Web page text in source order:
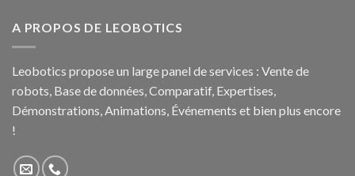
A PROPOS DE LEOBOTICS
Leobotics propose un large panel de services : Vente de
robots, Base de données, Comparatif, Expertises,
Démonstrations, Animations, Événements et bien plus encore
!